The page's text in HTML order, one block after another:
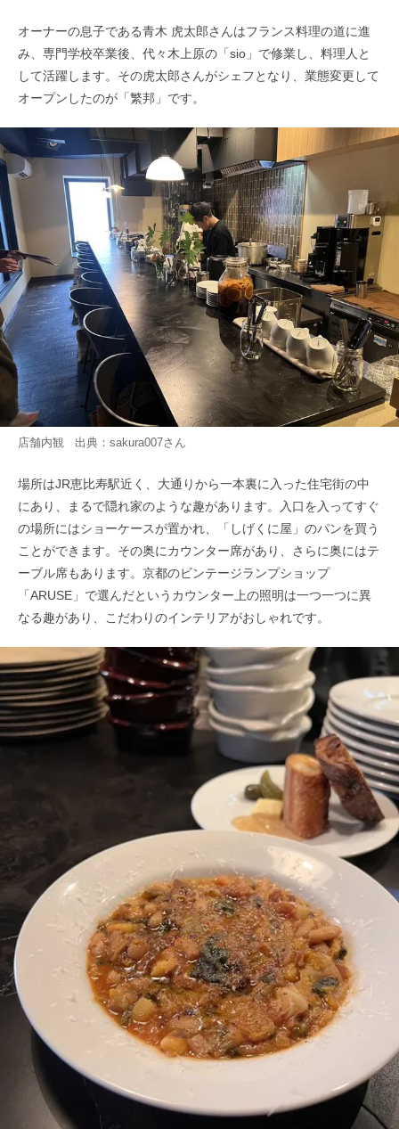
オーナーの息子である青木 虎太郎さんはフランス料理の道に進
み、専門学校卒業後、代々木上原の「sio」で修業し、料理人と
して活躍します。その虎太郎さんがシェフとなり、業態変更して
オープンしたのが「繁邦」です。
店舗内観 出典： sakura007さん
場所はJR恵比寿駅近く、大通りから一本裏に入った住宅街の中
にあり、まるで隠れ家のような趣があります。入口を入ってすぐ
の場所にはショーケースが置かれ、「しげくに屋」のパンを買う
ことができます。その奥にカウンター席があり、さらに奥にはテ
ーブル席もあります。京都のビンテージランプショップ
「ARUSE」で選んだというカウンター上の照明は一つ一つに異
なる趣があり、こだわりのインテリアがおしゃれです。